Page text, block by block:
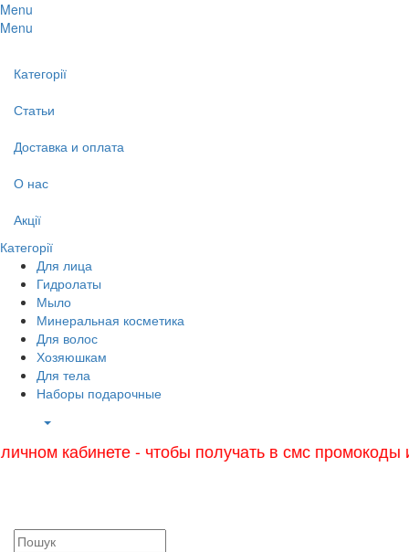
Menu
Menu
Категорії
Статьи
Доставка и оплата
О нас
Акції
Категорії
Для лица
Гидролаты
Мыло
Минеральная косметика
Для волос
Хозяюшкам
Для тела
Наборы подарочные
- чтобы получать в смс промокоды и